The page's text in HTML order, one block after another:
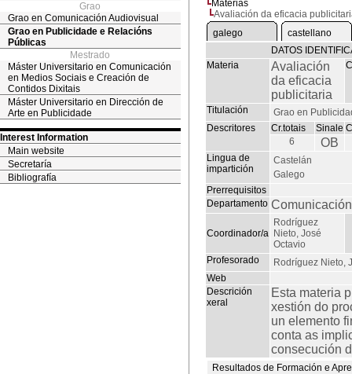
Grao
Grao en Comunicación Audiovisual
Grao en Publicidade e Relacións
Públicas
Mestrado
Máster Universitario en Comunicación
en Medios Sociais e Creación de
Contidos Dixitais
Máster Universitario en Dirección de
Arte en Publicidade
Interest Information
Main website
Secretaría
Bibliografía
Materias
Avaliación da eficacia
galego
castellano
DATOS
Materia
Avaliación
da eficacia
publicitaria
Titulación
Grao en
Descritores
Cr.totais Sinale
6
OB
Lingua de
impartición
Castelán
Galego
Prerrequisitos
Departamento
Coordinador/a
Rodríguez
Nieto, José
Octavio
Profesorado
Rodríguez Nieto,
Web
Descrición
xeral
Esta materia
xestión do
un elemento
conta as
consecución
Resultados de Formación e